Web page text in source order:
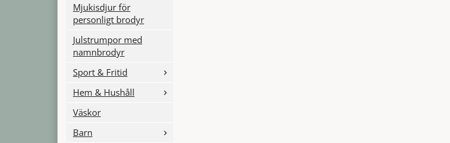
Mjukisdjur för
personligt brodyr
Julstrumpor med
namnbrodyr
Sport & Fritid
Hem & Hushåll
Väskor
Barn